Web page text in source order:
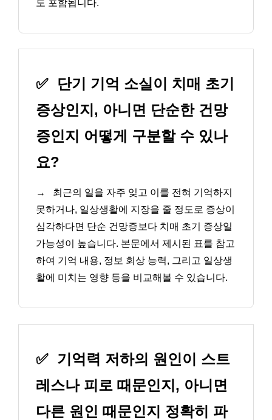
도 포함됩니다.
✅
단기 기억 소실이 치매 초기
증상인지, 아니면 단순한 건망
증인지 어떻게 구분할 수 있나
요?
→
최근의 일을 자주 잊고 이를 전혀 기억하지
못하거나, 일상생활에 지장을 줄 정도로 증상이
심각하다면 단순 건망증보다 치매 초기 증상일
가능성이 높습니다. 본문에서 제시된 표를 참고
하여 기억 내용, 정보 회상 능력, 그리고 일상생
활에 미치는 영향 등을 비교해볼 수 있습니다.
✅ 기억력 저하의 원인이 스트
레스나 피로 때문인지, 아니면
다른 원인 때문인지 정확히 파